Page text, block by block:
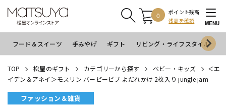
0
ポイント残高
残高を確認
MENU
フード＆スイーツ 手みやげ ギフト リビング・ライフスタイル
TOP 松屋のギフト カテゴリーから探す ベビー・キッズ
＜エ
イデン＆アネイ＞モスリン バーピービブ よだれかけ 2枚入り jungle jam
ファッション＆雑貨